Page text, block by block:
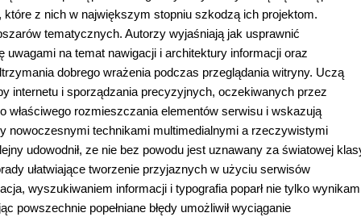
z nich w największym stopniu szkodzą ich projektom.
tematycznych. Autorzy wyjaśniają jak usprawnić
uwagami na temat nawigacji i architektury informacji oraz
dobrego wrażenia podczas przeglądania witryny. Uczą
internetu i sporządzania precyzyjnych, oczekiwanych przez
właściwego rozmieszczania elementów serwisu i wskazują
nowoczesnymi technikami multimedialnymi a rzeczywistymi
udowodnił, ze nie bez powodu jest uznawany za światowej
ułatwiające tworzenie przyjaznych w użyciu serwisów
wyszukiwaniem informacji i typografia poparł nie tylko
powszechnie popełniane błędy umożliwił wyciąganie